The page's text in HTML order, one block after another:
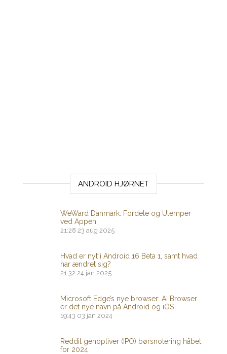
ANDROID HJØRNET
WeWard Danmark: Fordele og Ulemper
ved Appen
21:28 23 aug 2025
Hvad er nyt i Android 16 Beta 1, samt hvad
har ændret sig?
21:32 24 jan 2025
Microsoft Edge’s nye browser: AI Browser
er det nye navn på Android og iOS
19:43 03 jan 2024
Reddit genopliver (IPO) børsnotering håbet
for 2024